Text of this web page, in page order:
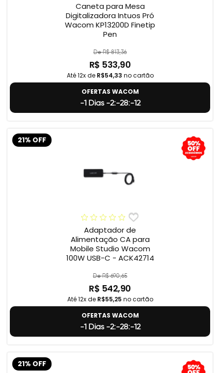
Caneta para Mesa
Digitalizadora Intuos Pró
Wacom KP13200D Finetip
Pen
De R$ 813,36
R$ 533,90
Até 12x de R$54,33 no cartão
OFERTAS WACOM
-1 Dias -2:-28:-13
21% OFF
Adaptador de
Alimentação CA para
Mobile Studio Wacom
100W USB-C - ACK42714
De R$ 690,65
R$ 542,90
Até 12x de R$55,25 no cartão
OFERTAS WACOM
-1 Dias -2:-28:-13
21% OFF